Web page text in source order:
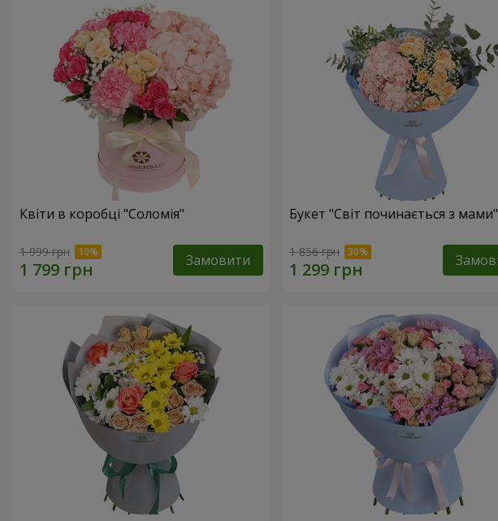
Квіти в коробці "Соломія"
1 999 грн Замовити
Букет "Світ починається з мами"
1 856 грн